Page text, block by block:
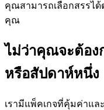
คุณสามารถเลือกสรรไ
คุณ
ไม่ว่าคุณจะต้อง
หรือสัปดาห์หนึ่ง
เรามีแพ็คเกจที่คุ้มค่าแ